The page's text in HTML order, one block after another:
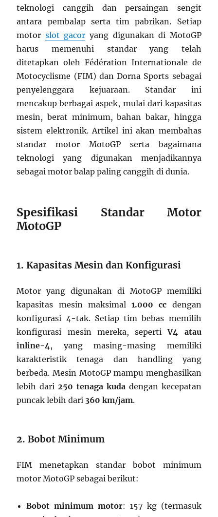
teknologi canggih dan persaingan sengit
antara pembalap serta tim pabrikan. Setiap
motor slot gacor yang digunakan di MotoGP
harus memenuhi standar yang telah
ditetapkan oleh Fédération Internationale de
Motocyclisme (FIM) dan Dorna Sports sebagai
penyelenggara kejuaraan. Standar ini
mencakup berbagai aspek, mulai dari kapasitas
mesin, berat minimum, bahan bakar, hingga
sistem elektronik. Artikel ini akan membahas
standar motor MotoGP serta bagaimana
teknologi yang digunakan menjadikannya
sebagai motor balap paling canggih di dunia.
Spesifikasi Standar Motor
MotoGP
1. Kapasitas Mesin dan Konfigurasi
Motor yang digunakan di MotoGP memiliki
kapasitas mesin maksimal1.000 cc dengan
konfigurasi 4-tak. Setiap tim bebas memilih
konfigurasi mesin mereka, sepertiV4 atau
inline-4, yang masing-masing memiliki
karakteristik tenaga dan handling yang
berbeda. Mesin MotoGP mampu menghasilkan
lebih dari250 tenaga kudadengan kecepatan
puncak lebih dari 360 km/jam.
2. Bobot Minimum
FIM menetapkan standar bobot minimum
motor MotoGP sebagai berikut:
Bobot minimum motor: 157 kg (termasuk